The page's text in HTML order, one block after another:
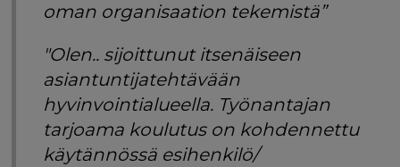
oman organisaation tekemistä”
"Olen.. sijoittunut itsenäiseen
asiantuntijatehtävään
hyvinvointialueella. Työnantajan
tarjoama koulutus on kohdennettu
käytännössä esihenkilö/